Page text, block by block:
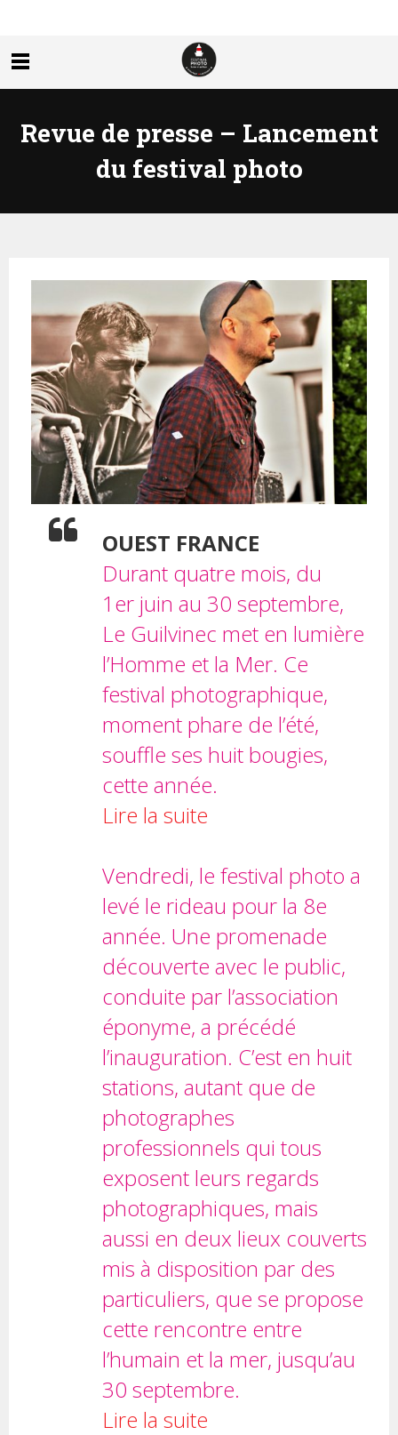
Revue de presse – Lancement
du festival photo
OUEST FRANCE
Durant quatre mois, du
1er juin au 30 septembre,
Le Guilvinec met en lumière
l’Homme et la Mer. Ce
festival photographique,
moment phare de l’été,
souffle ses huit bougies,
cette année.
Lire la suite
Vendredi, le festival photo a
levé le rideau pour la 8e
année. Une promenade
découverte avec le public,
conduite par l’association
éponyme, a précédé
l’inauguration. C’est en huit
stations, autant que de
photographes
professionnels qui tous
exposent leurs regards
photographiques, mais
aussi en deux lieux couverts
mis à disposition par des
particuliers, que se propose
cette rencontre entre
l’humain et la mer, jusqu’au
30 septembre.
Lire la suite